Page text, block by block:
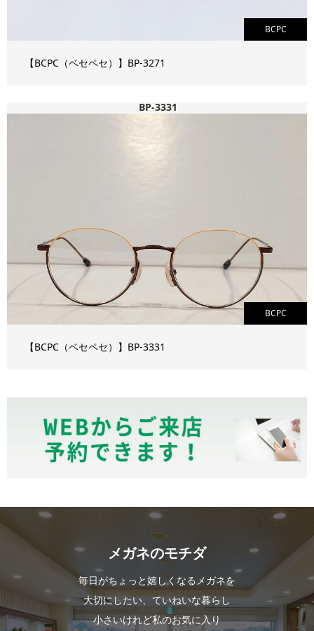
BCPC
【BCPC（ベセペセ）】BP-3271
BP-3331
BCPC
【BCPC（ベセペセ）】BP-3331
メガネのモチダ
毎日がちょっと嬉しくなるメガネを
大切にしたい、ていねいな暮らし
小さいけれど私のお気に入り